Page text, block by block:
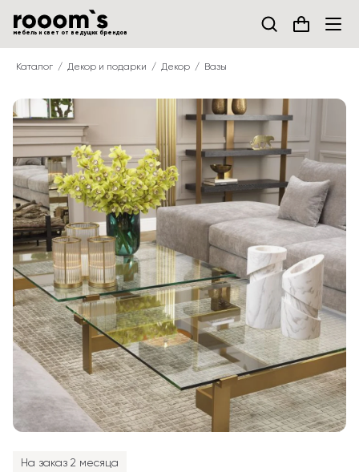
мебель и свет от ведущих брендов
Каталог Декор и подарки Декор Вазы
На заказ 2 месяца